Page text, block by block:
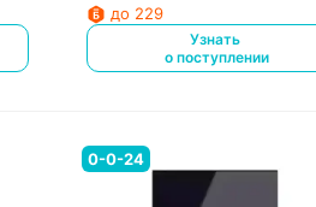
до 229
Узнать
о поступлении
0-0-24